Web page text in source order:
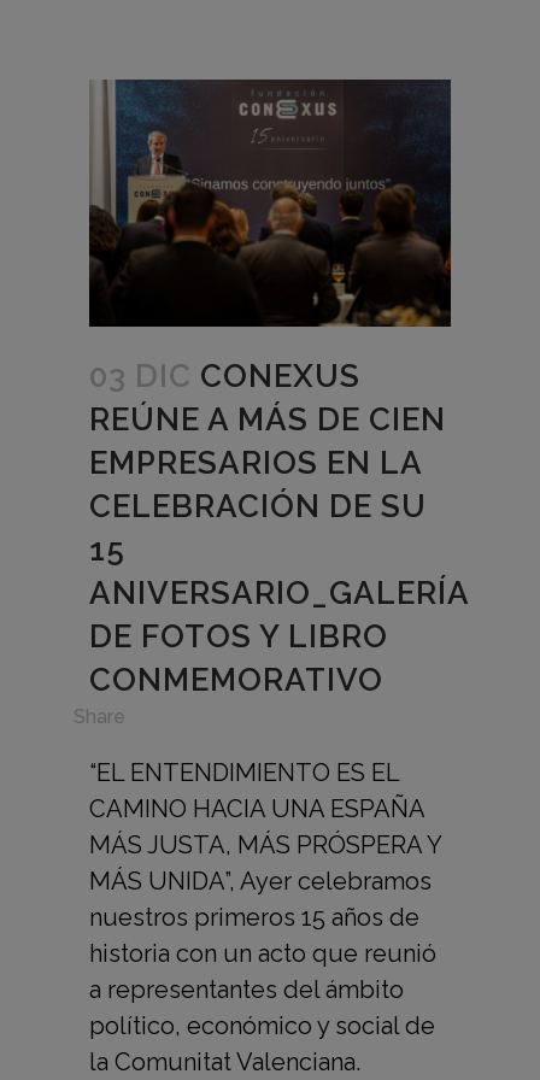
03 DIC CONEXUS
REÚNE A MÁS DE CIEN
EMPRESARIOS EN LA
CELEBRACIÓN DE SU
15
ANIVERSARIO_GALERÍA
DE FOTOS Y LIBRO
CONMEMORATIVO
Share
“EL ENTENDIMIENTO ES EL
CAMINO HACIA UNA ESPAÑA
MÁS JUSTA, MÁS PRÓSPERA Y
MÁS UNIDA”, Ayer celebramos
nuestros primeros 15 años de
historia con un acto que reunió
a representantes del ámbito
político, económico y social de
la Comunitat Valenciana.